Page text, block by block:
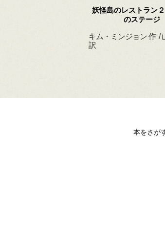
妖怪島のレストラン
のステージ
キム・ミンジョン 作 /
訳
本をさが